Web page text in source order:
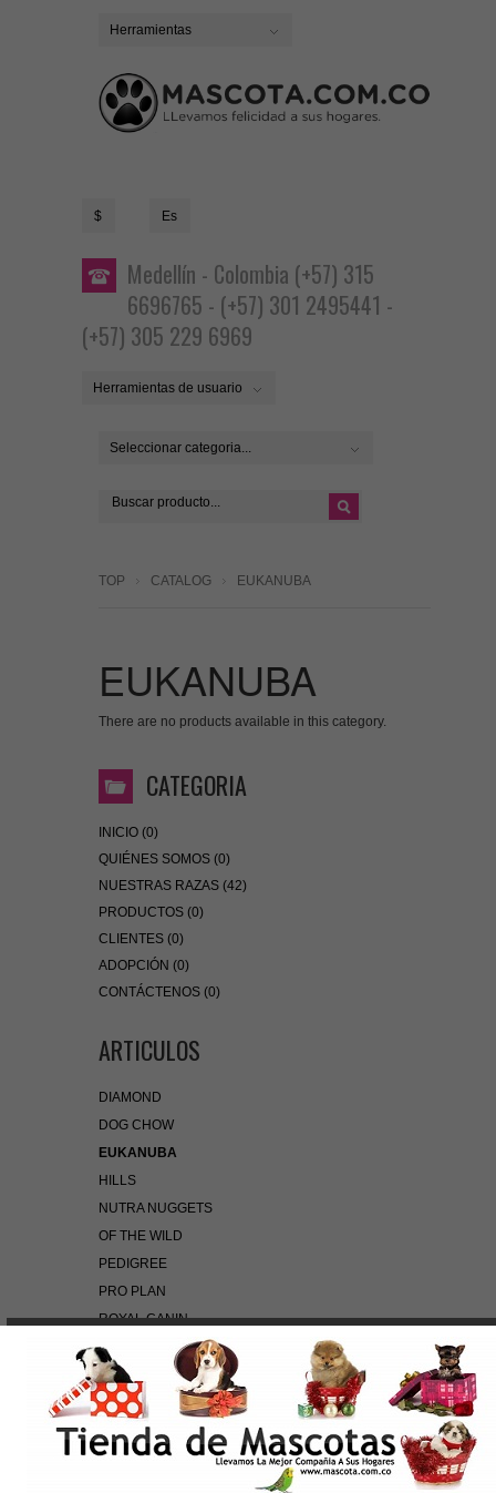
Herramientas
$ Es
Medellín - Colombia (+57) 315
6696765 - (+57) 301 2495441 -
(+57) 305 229 6969
Herramientas de usuario
Seleccionar categoria...
TOP CATALOG EUKANUBA
EUKANUBA
There are no products available in this category.
CATEGORIA
INICIO (0)
QUIÉNES SOMOS (0)
NUESTRAS RAZAS (42)
PRODUCTOS (0)
CLIENTES (0)
ADOPCIÓN (0)
CONTÁCTENOS (0)
ARTICULOS
DIAMOND
DOG CHOW
EUKANUBA
HILLS
NUTRA NUGGETS
OF THE WILD
PEDIGREE
PRO PLAN
ROYAL CANIN
BÚSQUEDA RÁPIDA
Use palabras clave para encontrar el producto que
busca.
Búsqueda Avanzada